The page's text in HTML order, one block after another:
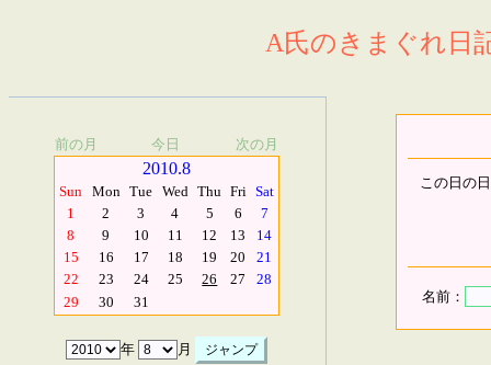
A氏のきまぐれ日
前の月 今日 次の月
2010.8
Sun Mon Tue Wed Thu Fri Sat
1
2 3 4 5 6
7
8
9 10 11 12 13
14
15
16 17 18 19 20
21
22
23 24 25 26 27
28
29
30 31
年 月
この日の
名前：